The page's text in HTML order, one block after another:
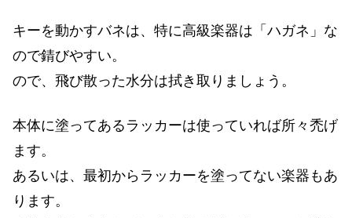
キーを動かすバネは、特に高級楽器は「ハガネ」な
ので錆びやすい。
ので、飛び散った水分は拭き取りましょう。
本体に塗ってあるラッカーは使っていれば所々禿げ
ます。
あるいは、最初からラッカーを塗ってない楽器もあ
ります。